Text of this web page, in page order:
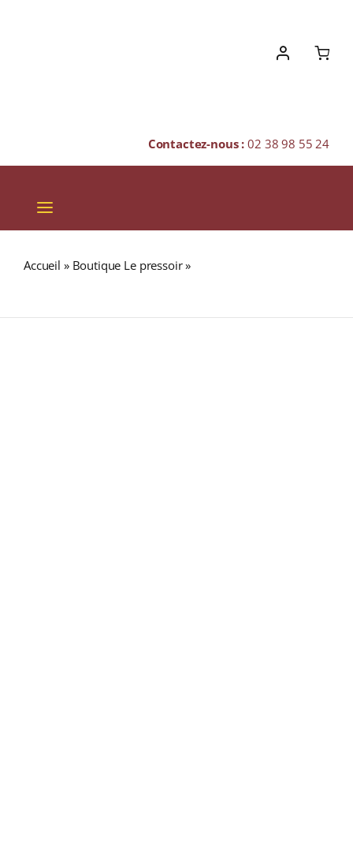
Contactez-nous :02 38 98 55 24
Toggle
Navigation
SPIRITUEUX
Accueil » Boutique Le pressoir»